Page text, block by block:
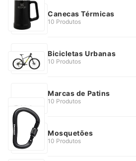
Canecas Térmicas
10 Produtos
Bicicletas Urbanas
10 Produtos
Marcas de Patins
10 Produtos
Mosquetões
10 Produtos